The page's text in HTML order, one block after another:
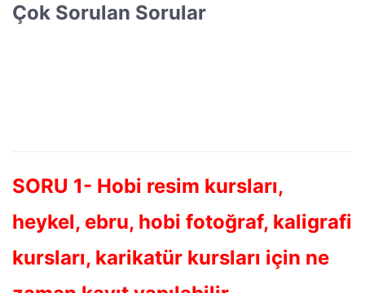
Çok Sorulan Sorular
SORU 1- Hobi resim kursları,
heykel, ebru, hobi fotoğraf, kaligrafi
kursları, karikatür kursları için ne